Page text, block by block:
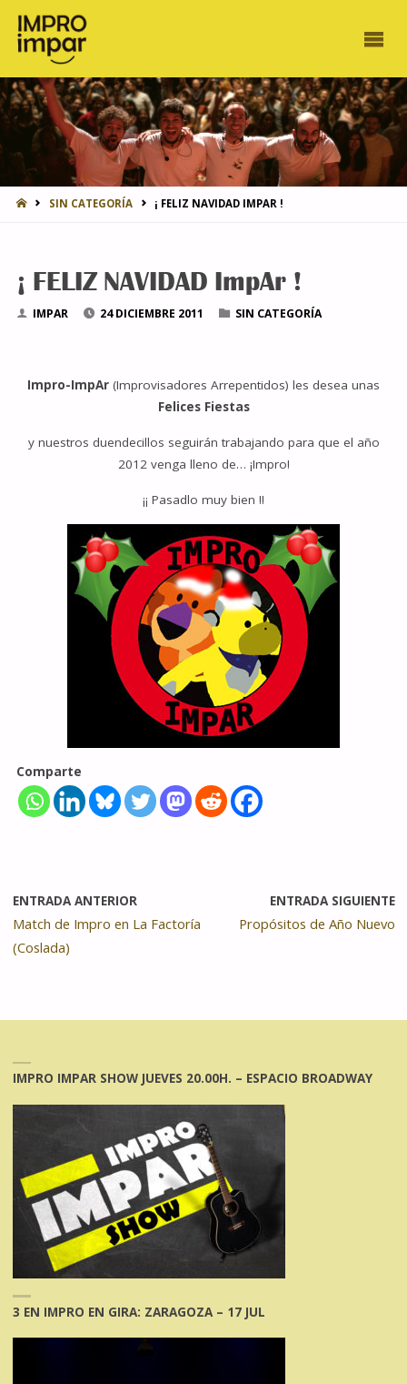
INICIOSIN CATEGORÍA ¡ FELIZ NAVIDAD IMPAR !
¡ FELIZ NAVIDAD ImpAr !
IMPAR 24 DICIEMBRE 2011 SIN CATEGORÍA
Impro-ImpAr (Improvisadores Arrepentidos) les desea unas
Felices Fiestas
y nuestros duendecillos seguirán trabajando para que el año
2012 venga lleno de… ¡Impro!
¡¡ Pasadlo muy bien !!
Comparte
ENTRADA ANTERIOR
Match de Impro en La Factoría
(Coslada)
ENTRADA SIGUIENTE
Propósitos de Año Nuevo
IMPRO IMPAR SHOW JUEVES 20.00H. – ESPACIO BROADWAY
3 EN IMPRO EN GIRA: ZARAGOZA – 17 JUL